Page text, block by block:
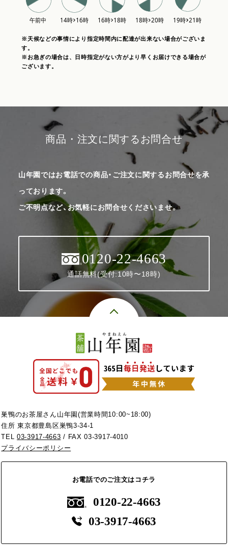
※天候などの事情により指定時間内に配達が出来ない場合がございま
す。
※お急ぎの場合は、日時指定がない方がより早くお届けできる場合が
ございます。
商品・注文に関するお問合せ
山年園ではお電話での商品・ご注文に関するお問合せを承
っております。
ご不明点など、お気軽にお問合せくださいませ。
0120-22-4663
通話無料(受付:10時〜18時)
巣鴨のお茶屋さん山年園(営業時間10:00~18:00)
住所 東京都豊島区巣鴨3-34-1
TEL03-3917-4663 / FAX 03-3917-4010
プライバシーポリシー
お電話でのご注文はコチラ
0120-22-4663
03-3917-4663